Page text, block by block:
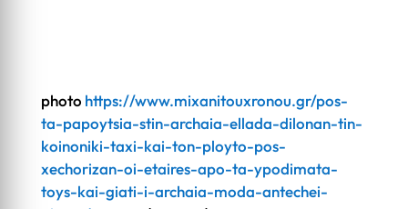
photo https://www.mixanitouxronou.gr/pos-
ta-papoytsia-stin-archaia-ellada-dilonan-tin-
koinoniki-taxi-kai-ton-ployto-pos-
xechorizan-oi-etaires-apo-ta-ypodimata-
toys-kai-giati-i-archaia-moda-antechei-